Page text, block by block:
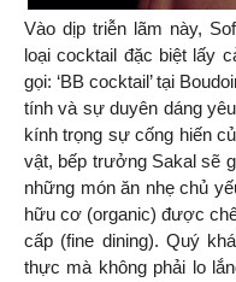
Vào dịp triễn lãm này,
loại cocktail đặc biệt lấy
gọi: ‘BB cocktail’ tại
tính và sự duyên dáng
kính trọng sự cống hiến
vật, bếp trưởng Sakal sẽ
những món ăn nhẹ chủ
hữu cơ (organic) được
cấp (fine dining). Quý
thực mà không phải lo